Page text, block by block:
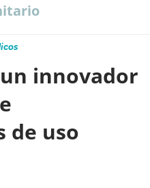
innovador
de uso